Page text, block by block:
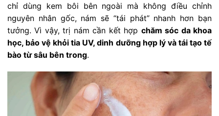
chỉ dùng kem bôi bên ngoài mà không điều chỉnh
nguyên nhân gốc, nám sẽ “tái phát” nhanh hơn bạn
tưởng. Vì vậy, trị nám cần kết hợp chăm sóc da khoa
học, bảo vệ khỏi tia UV, dinh dưỡng hợp lý và tái tạo tế
bào từ sâu bên trong.